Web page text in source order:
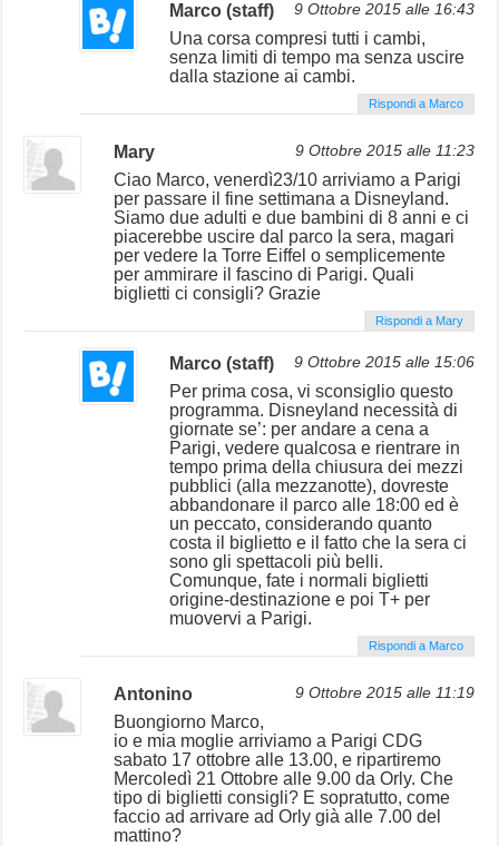
Marco (staff) 9 Ottobre 2015 alle 16:43
Una corsa compresi tutti i cambi,
senza limiti di tempo ma senza uscire
dalla stazione ai cambi.
Rispondi a Marco
Mary 9 Ottobre 2015 alle 11:23
Ciao Marco, venerdì23/10 arriviamo a Parigi
per passare il fine settimana a Disneyland.
Siamo due adulti e due bambini di 8 anni e ci
piacerebbe uscire dal parco la sera, magari
per vedere la Torre Eiffel o semplicemente
per ammirare il fascino di Parigi. Quali
biglietti ci consigli? Grazie
Rispondi a Mary
Marco (staff) 9 Ottobre 2015 alle 15:06
Per prima cosa, vi sconsiglio questo
programma. Disneyland necessità di
giornate se’: per andare a cena a
Parigi, vedere qualcosa e rientrare in
tempo prima della chiusura dei mezzi
pubblici (alla mezzanotte), dovreste
abbandonare il parco alle 18:00 ed è
un peccato, considerando quanto
costa il biglietto e il fatto che la sera ci
sono gli spettacoli più belli.
Comunque, fate i normali biglietti
origine-destinazione e poi T+ per
muovervi a Parigi.
Rispondi a Marco
Antonino 9 Ottobre 2015 alle 11:19
Buongiorno Marco,
io e mia moglie arriviamo a Parigi CDG
sabato 17 ottobre alle 13.00, e ripartiremo
Mercoledì 21 Ottobre alle 9.00 da Orly. Che
tipo di biglietti consigli? E sopratutto, come
faccio ad arrivare ad Orly già alle 7.00 del
mattino?